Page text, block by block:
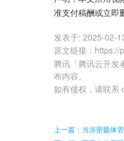
准支付稿酬或立即
发表于: 2025-02-
原文链接 ： https://
腾讯「腾讯云开发
布内容。
如有侵权，请联系
上一篇：当涉密载体